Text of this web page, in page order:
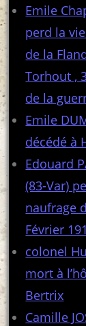
Emile
perd la
de la
Torhout ,
de la
Emile
décédé à
Edouard
(83-Var)
naufrage
Février
colonel
mort à
Bertrix
Camille